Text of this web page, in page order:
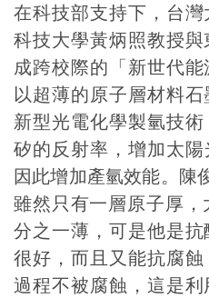
在科技部支持下，台
科技大學黃炳照教授
成跨校際的「新世代
以超薄的原子層材料
新型光電化學製氫技
矽的反射率，增加太陽
因此增加產氫效能。陳
雖然只有一層原子厚
分之一薄，可是他是
很好，而且又能抗腐
過程不被腐蝕，這是